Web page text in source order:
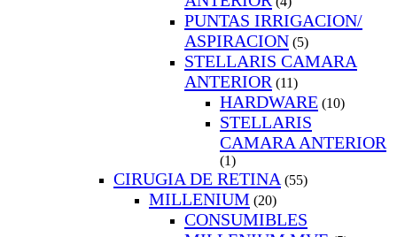
PUNTAS IRRIGACION/
ASPIRACION (5)
STELLARIS CAMARA
ANTERIOR (11)
HARDWARE (10)
STELLARIS
CAMARA ANTERIOR
(1)
CIRUGIA DE RETINA (55)
MILLENIUM (20)
CONSUMIBLES